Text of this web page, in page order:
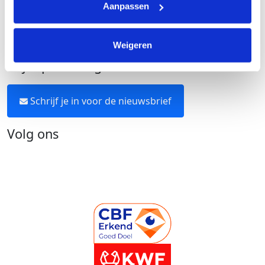
Aanpassen
Weigeren
Over KWF Kankerbestrijding
Blijf op de hoogte
Schrijf je in voor de nieuwsbrief
Volg ons